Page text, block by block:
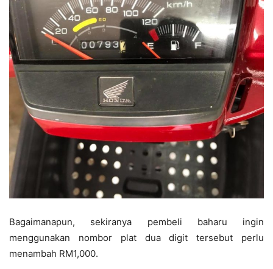
Bagaimanapun, sekiranya pembeli baharu ingin
menggunakan nombor plat dua digit tersebut perlu
menambah RM1,000.